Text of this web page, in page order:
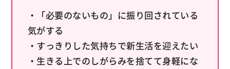
・「必要のないもの」に振り回されている
気がする
・すっきりした気持ちで新生活を迎えたい
・生きる上でのしがらみを捨てて身軽にな